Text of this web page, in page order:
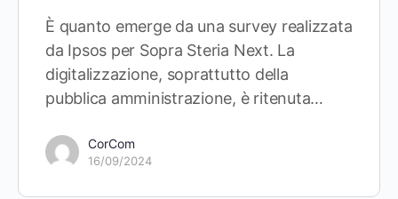
È quanto emerge da una survey realizzata
da Ipsos per Sopra Steria Next. La
digitalizzazione, soprattutto della
pubblica amministrazione, è ritenuta…
CorCom
16/09/2024